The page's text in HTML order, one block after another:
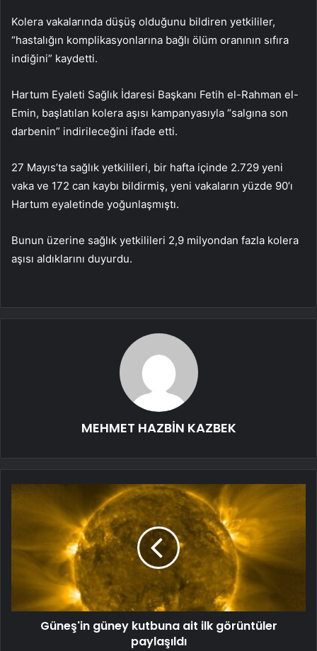
Kolera vakalarında düşüş olduğunu bildiren yetkililer,
“hastalığın komplikasyonlarına bağlı ölüm oranının sıfıra
indiğini” kaydetti.
Hartum Eyaleti Sağlık İdaresi Başkanı Fetih el-Rahman el-
Emin, başlatılan kolera aşısı kampanyasıyla “salgına son
darbenin” indirileceğini ifade etti.
27 Mayıs’ta sağlık yetkilileri, bir hafta içinde 2.729 yeni
vaka ve 172 can kaybı bildirmiş, yeni vakaların yüzde 90’ı
Hartum eyaletinde yoğunlaşmıştı.
Bunun üzerine sağlık yetkilileri 2,9 milyondan fazla kolera
aşısı aldıklarını duyurdu.
MEHMET HAZBİN KAZBEK
Güneş'in güney kutbuna ait ilk görüntüler
paylaşıldı